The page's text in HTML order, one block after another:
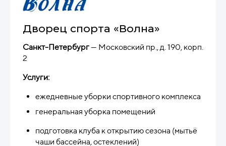
ООО «Бизнес Диалог»
г. Москва— Ленинградский проспект, дом 31А
Мероприятие:Фестиваль воздухоплавания
«Мечтать!Летать!», 23–25 августа 2025 г.